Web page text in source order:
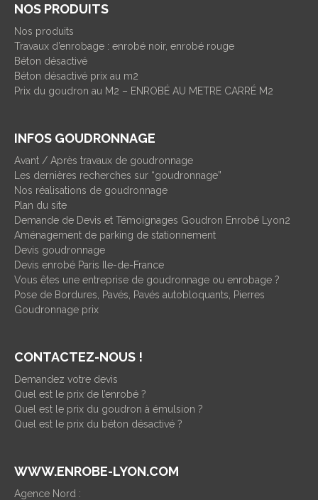
NOS PRODUITS
Nos produits
Travaux d’enrobage : enrobé noir, enrobé rouge
Béton désactivé
Béton désactivé prix au m2
Prix du goudron au M2 – ENROBÉ AU METRE CARRÉ M2
INFOS GOUDRONNAGE
Avant / Après travaux de goudronnage
Les dernières recherches sur “goudronnage”
Nos réalisations de goudronnage
Plan du site
Demande de Devis et Témoignages Goudron Enrobé Lyon2
Aménagement de parking de stationnement
Devis goudronnage
Devis enrobé Paris Ile-de-France
Vous êtes une entreprise de goudronnage ou enrobage ?
Pose de Bordures, Pavés, Pavés autobloquants, Pierres
Goudronnage prix
CONTACTEZ-NOUS !
Demandez votre devis
Quel est le prix de l’enrobé ?
Quel est le prix du goudron à émulsion ?
Quel est le prix du béton désactivé ?
WWW.ENROBE-LYON.COM
Agence Nord :